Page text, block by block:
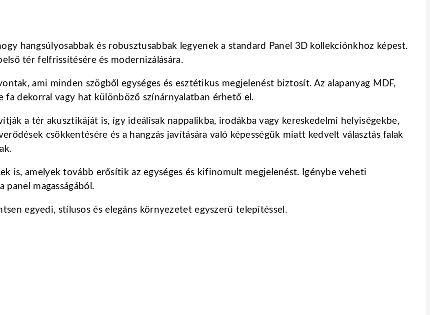
hangsúlyosabbak és robusztusabbak legyenek a standard Panel 3D kollekciónkhoz képest.
tér felfrissítésére és modernizálására.
ami minden szögből egységes és esztétikus megjelenést biztosít. Az alapanyag MDF,
dekorral vagy hat különböző színárnyalatban érhető el.
a tér akusztikáját is, így ideálisak nappalikba, irodákba vagy kereskedelmi helyiségekbe,
csökkentésére és a hangzás javítására való képességük miatt kedvelt választás falak
is, amelyek tovább erősítik az egységes és kifinomult megjelenést. Igénybe veheti
panel magasságából.
egyedi, stílusos és elegáns környezetet egyszerű telepítéssel.